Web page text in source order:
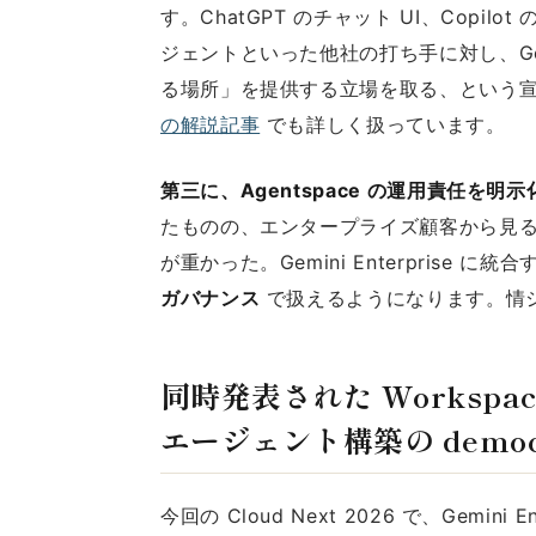
す。ChatGPT のチャット UI、Copilot
ジェントといった他社の打ち手に対し、
る場所」を提供する立場を取る、という
の解説記事 でも詳しく扱っています。
第三に、Agentspace の運用責任を明示
たものの、エンタープライズ顧客から
が重かった。Gemini Enterprise に統合
ガバナンス で扱えるようになります。
同時発表された
エージェント構築の
今回の Cloud Next 2026 で、Gemini